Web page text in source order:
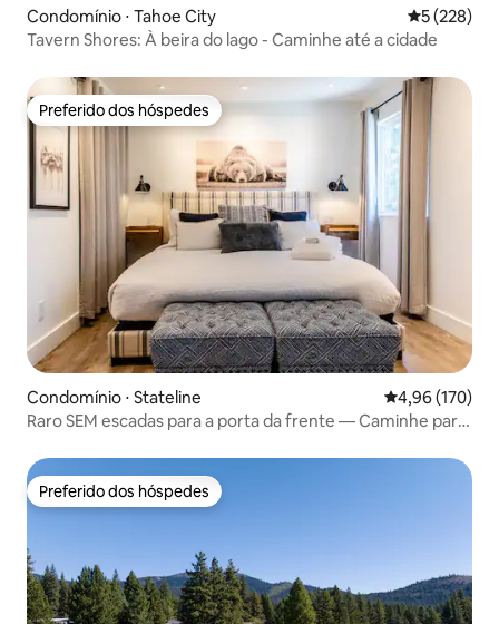
Condomínio ⋅ Tahoe City 5 de uma
5 (228)
Tavern Shores: À beira do lago - Caminhe até a cidade
Preferido dos hóspedes
Preferido dos hóspedes
Condomínio ⋅ Stateline 4,96 de uma
4,96 (170)
Raro SEM escadas para a porta da frente — Caminhe para
Preferido dos hóspedes
Preferido dos hóspedes